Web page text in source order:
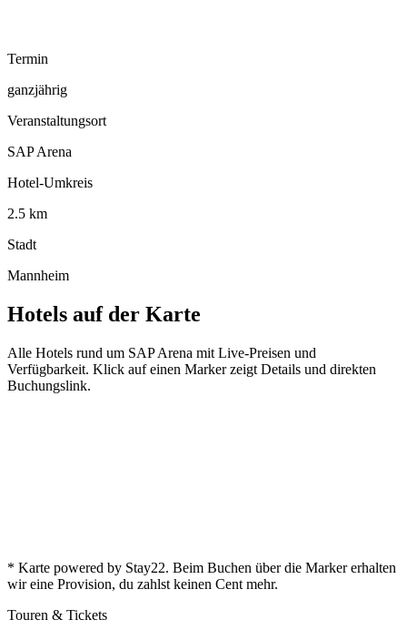
Termin
ganzjährig
Veranstaltungsort
SAP Arena
Hotel-Umkreis
2.5 km
Stadt
Mannheim
Hotels auf der Karte
Alle Hotels rund um SAP Arena mit Live-Preisen und
Verfügbarkeit. Klick auf einen Marker zeigt Details und direkten
Buchungslink.
* Karte powered by Stay22. Beim Buchen über die Marker erhalten
wir eine Provision, du zahlst keinen Cent mehr.
Touren & Tickets